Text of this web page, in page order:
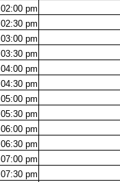
02:00 pm
02:30 pm
03:00 pm
03:30 pm
04:00 pm
04:30 pm
05:00 pm
05:30 pm
06:00 pm
06:30 pm
07:00 pm
07:30 pm